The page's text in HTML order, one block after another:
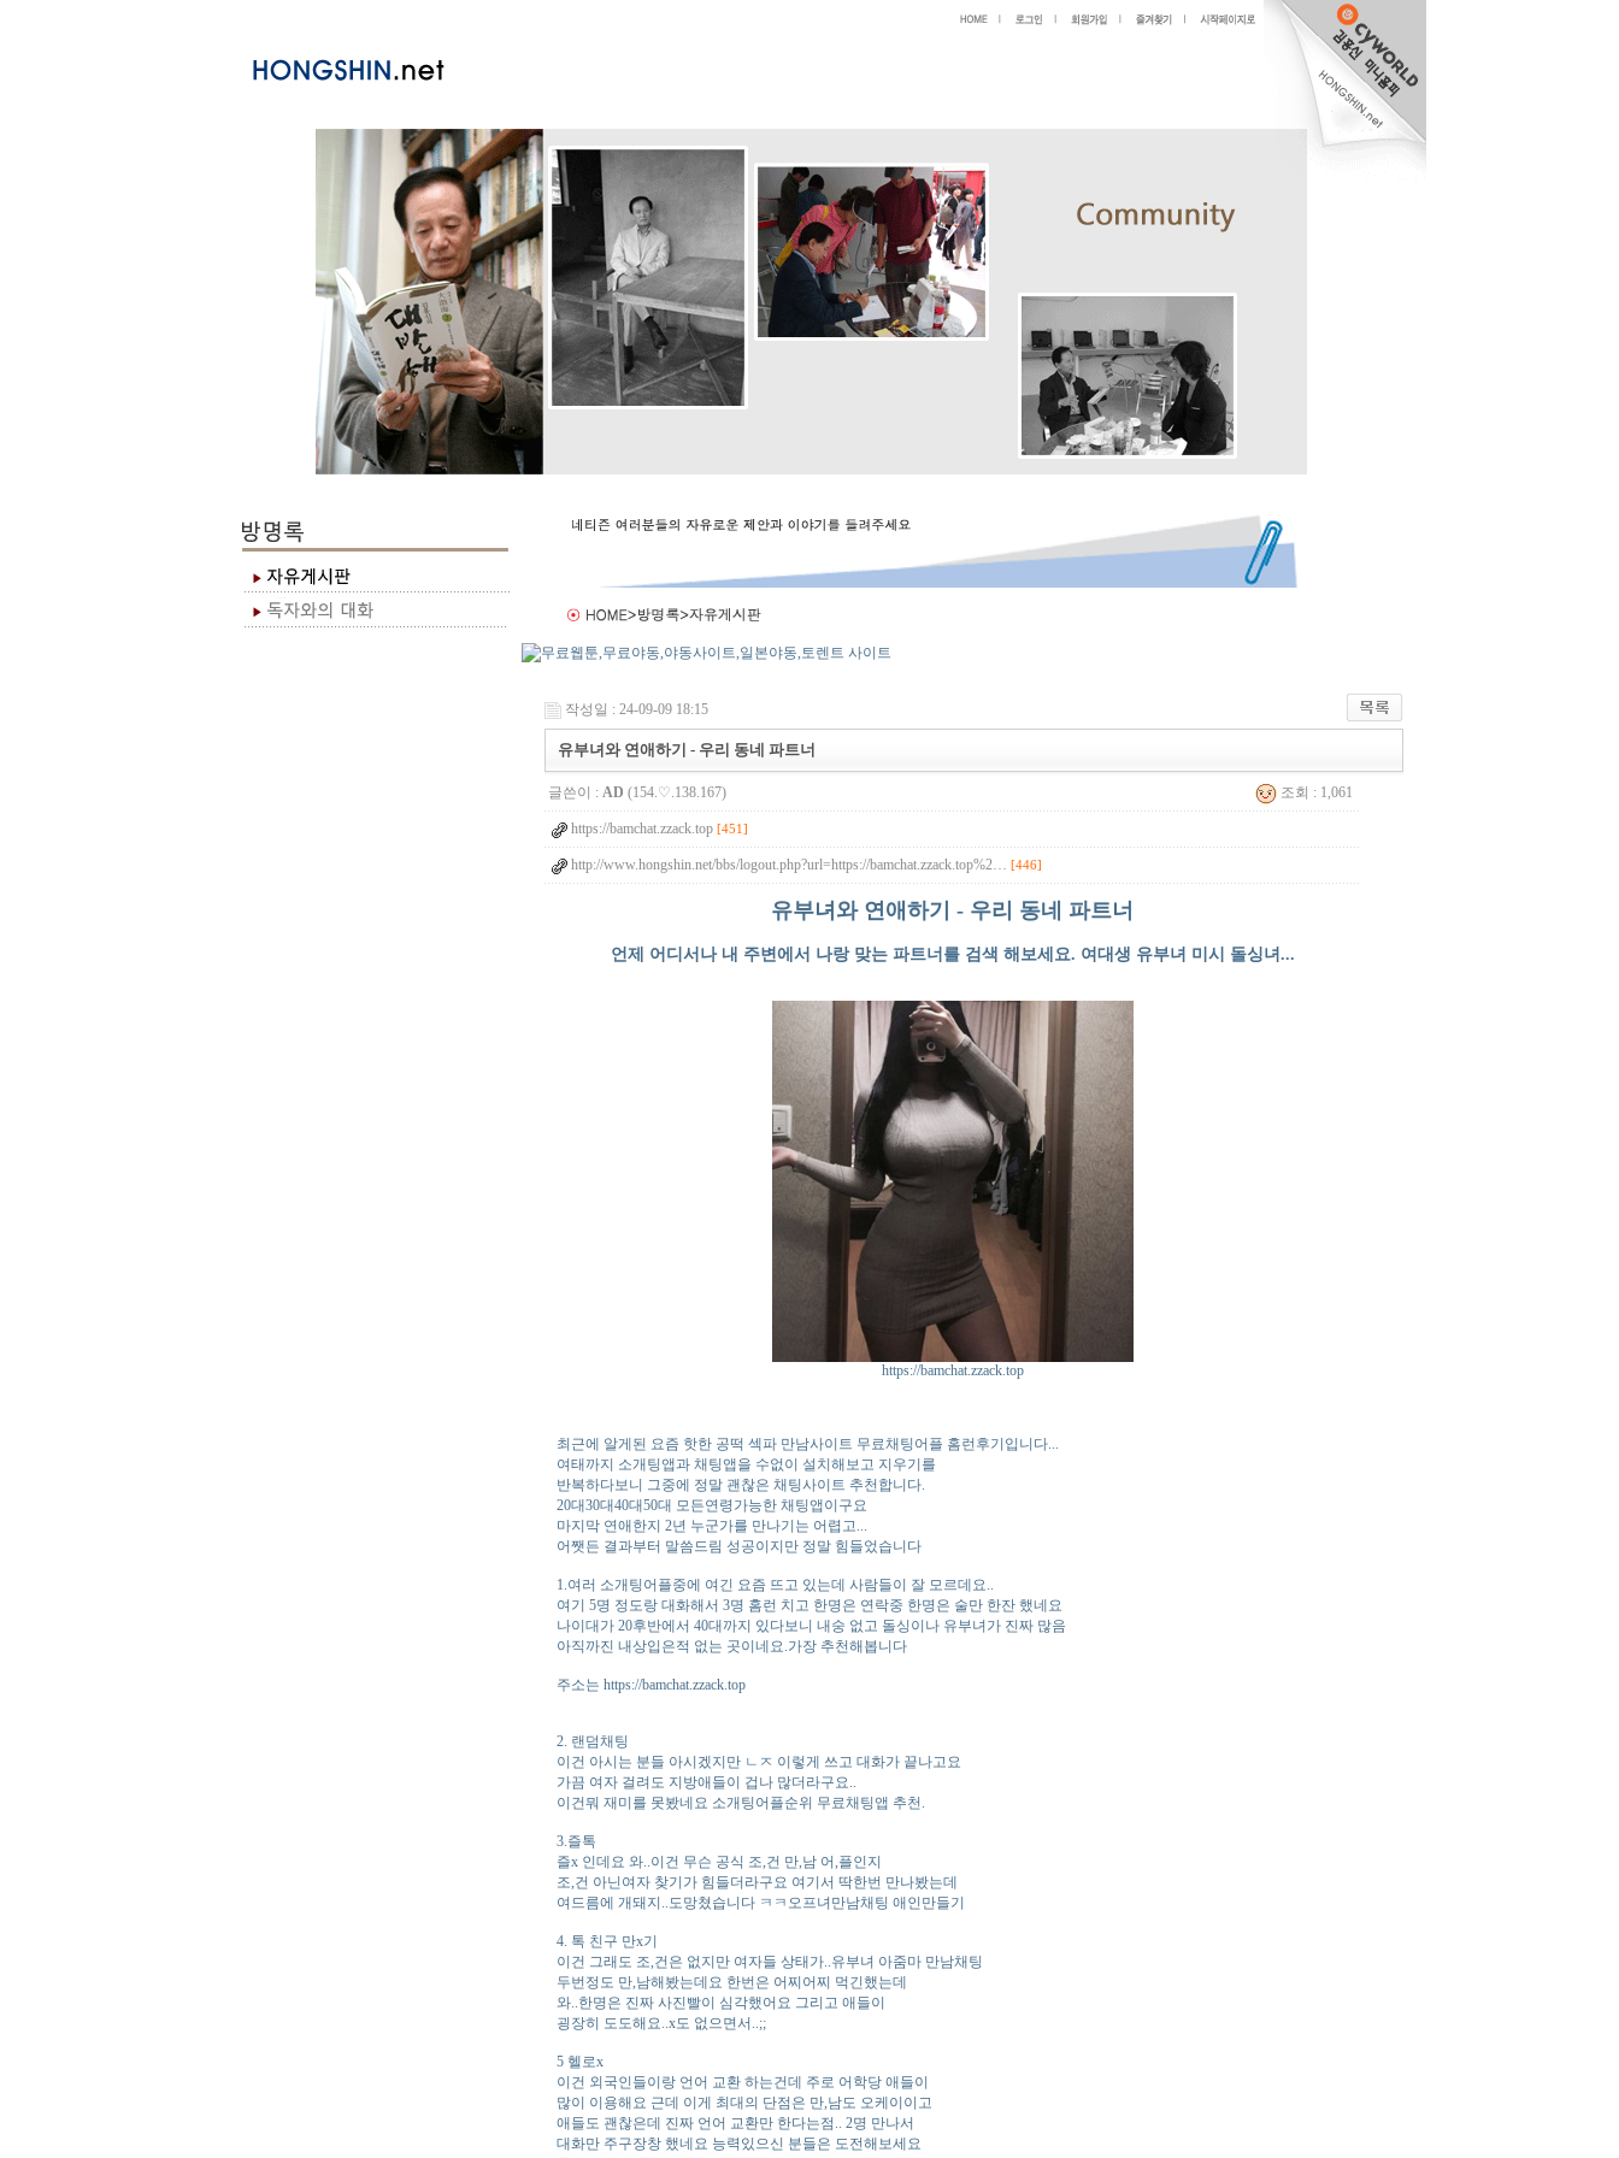
작성일 : 24-09-09 18:15
유부녀와 연애하기 - 우리 동네 파트너
글쓴이 : AD (154.♡.138.167) 조회 : 1,061
https://bamchat.zzack.top [451]
http://www.hongshin.net/bbs/logout.php?url=https://bamchat.zzack.top%2… [446]
유부녀와 연애하기 - 우리 동네 파트너
언제 어디서나 내 주변에서 나랑 맞는 파트너를 검색 해보세요. 여대생 유부녀 미시 돌싱녀...
https://bamchat.zzack.top
최근에 알게된 요즘 핫한 공떡 섹파 만남사이트 무료채팅어플 홈런후기입니다...
여태까지 소개팅앱과 채팅앱을 수없이 설치해보고 지우기를
반복하다보니 그중에 정말 괜찮은 채팅사이트 추천합니다.
20대30대40대50대 모든연령가능한 채팅앱이구요
마지막 연애한지 2년 누군가를 만나기는 어렵고...
어쨋든 결과부터 말씀드림 성공이지만 정말 힘들었습니다
1.여러 소개팅어플중에 여긴 요즘 뜨고 있는데 사람들이 잘 모르데요..
여기 5명 정도랑 대화해서 3명 홈런 치고 한명은 연락중 한명은 술만 한잔 했네요
나이대가 20후반에서 40대까지 있다보니 내숭 없고 돌싱이나 유부녀가 진짜 많음
아직까진 내상입은적 없는 곳이네요.가장 추천해봅니다
주소는 https://bamchat.zzack.top
2. 랜덤채팅
이건 아시는 분들 아시겠지만 ㄴㅈ 이렇게 쓰고 대화가 끝나고요
가끔 여자 걸려도 지방애들이 겁나 많더라구요..
이건뭐 재미를 못봤네요 소개팅어플순위 무료채팅앱 추천.
3.즐톡
즐x 인데요 와..이건 무슨 공식 조,건 만,남 어,플인지
조,건 아닌여자 찾기가 힘들더라구요 여기서 딱한번 만나봤는데
여드름에 개돼지..도망쳤습니다 ㅋㅋ오프녀만남채팅 애인만들기
4. 톡 친구 만x기
이건 그래도 조,건은 없지만 여자들 상태가..유부녀 아줌마 만남채팅
두번정도 만,남해봤는데요 한번은 어찌어찌 먹긴했는데
와..한명은 진짜 사진빨이 심각했어요 그리고 애들이
굉장히 도도해요..x도 없으면서..;;
5 헬로x
이건 외국인들이랑 언어 교환 하는건데 주로 어학당 애들이
많이 이용해요 근데 이게 최대의 단점은 만,남도 오케이이고
애들도 괜찮은데 진짜 언어 교환만 한다는점.. 2명 만나서
대화만 주구장창 했네요 능력있으신 분들은 도전해보세요